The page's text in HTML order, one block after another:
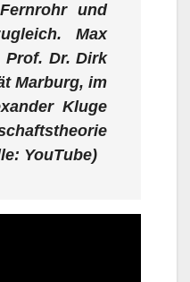
und
Max
Prof. Dr. Dirk
Marburg, im
Kluge
YouTube)